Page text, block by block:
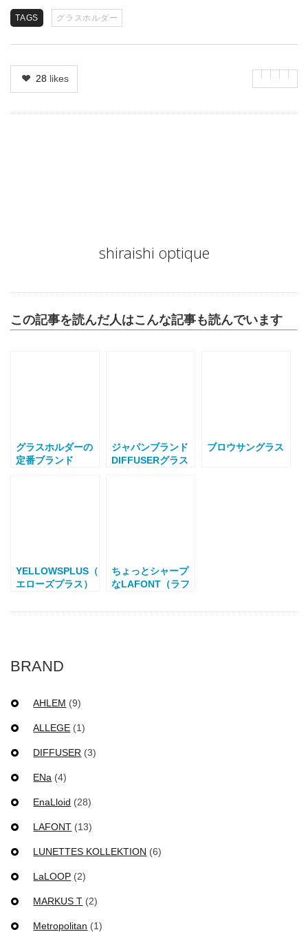
TAGS グラスホルダー
28 likes
shiraishi optique
この記事を読んだ人はこんな記事も読んでいます
グラスホルダーの
定番ブランド
ジャパンブランド
DIFFUSERグラス
ブロウサングラス
YELLOWSPLUS（イ
エローズプラス）
ちょっとシャープ
なLAFONT（ラフ
BRAND
AHLEM (9)
ALLEGE (1)
DIFFUSER (3)
ENa (4)
EnaLloid (28)
LAFONT (13)
LUNETTES KOLLEKTION (6)
LaLOOP (2)
MARKUS T (2)
Metropolitan (1)